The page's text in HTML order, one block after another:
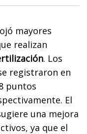
mayores
realizan
. Los
registraron en
puntos
El
una mejora
ya que el